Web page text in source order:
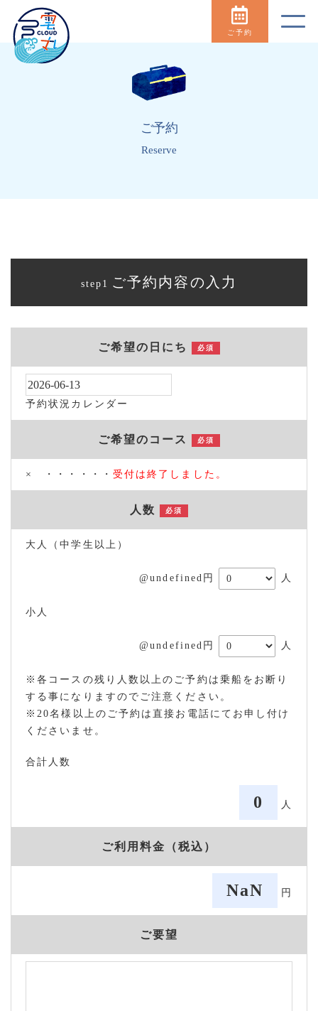
ご予約
ご予約
Reserve
step1 ご予約内容の入力
ご希望の日にち 必須
予約状況カレンダー
ご希望のコース 必須
× ・・・・・・ 受付は終了しました。
人数 必須
大人（中学生以上）
@undefined円 人
小人
@undefined円 人
※各コースの残り人数以上のご予約は乗船をお断り
する事になりますのでご注意ください。
※20名様以上のご予約は直接お電話にてお申し付け
くださいませ。
合計人数
0 人
ご利用料金（税込）
NaN 円
ご要望